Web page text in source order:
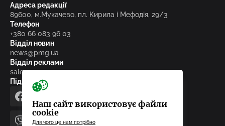
Адреса редакції
89600, м.Мукачево, пл. Кирила і Мефодія, 29/3
Телефон
+380 66 083 96 03
Відділ новин
news@pmg.ua
Відділ реклами
sales@pmg.ua
Підписуйтесь на нас у соціальних мережах
facebooktelegram
viber youtube
Наш сайт використовує файли
cookie
Для чого це нам потрібно